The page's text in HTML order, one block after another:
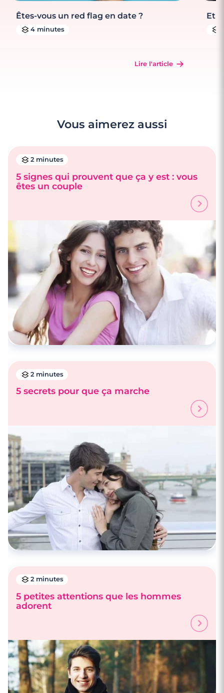
Êtes-vous un red flag en date ?
4 minutes
Lire l'article
Et
Vous aimerez aussi
2 minutes
5 signes qui prouvent que ça y est : vous
êtes un couple
2 minutes
5 secrets pour que ça marche
2 minutes
5 petites attentions que les hommes
adorent